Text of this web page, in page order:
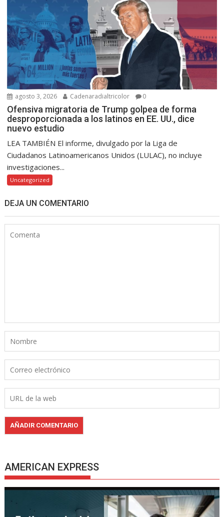
agosto 3, 2026 Cadenaradialtricolor 0
Ofensiva migratoria de Trump golpea de forma
desproporcionada a los latinos en EE. UU., dice
nuevo estudio
LEA TAMBIÉN El informe, divulgado por la Liga de
Ciudadanos Latinoamericanos Unidos (LULAC), no incluye
investigaciones...
Uncategorized
DEJA UN COMENTARIO
AMERICAN EXPRESS